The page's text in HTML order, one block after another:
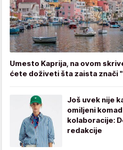
Umesto Kaprija, na ovom
ćete doživeti šta zaista znači
Još uvek nije
omiljeni
kolaboracije:
redakcije